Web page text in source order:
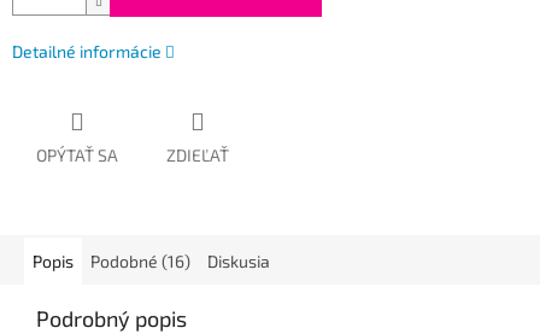
Detailné informácie
OPÝTAŤ SA ZDIEĽAŤ
Popis Podobné (16) Diskusia
Podrobný popis